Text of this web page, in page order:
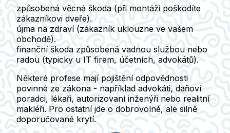
způsobená věcná škoda (při montáži poškodíte
zákazníkovi dveře).
újma na zdraví(zákazník uklouzne ve vašem
obchodě).
finanční škoda způsobená vadnou službou nebo
radou (typicky u IT firem, účetních, advokátů).
Některé profese mají pojištění odpovědnosti
povinné ze zákona - například advokáti, daňoví
poradci, lékaři, autorizovaní inženýři nebo realitní
makléři. Pro ostatní jde o dobrovolné, ale silně
doporučované krytí.